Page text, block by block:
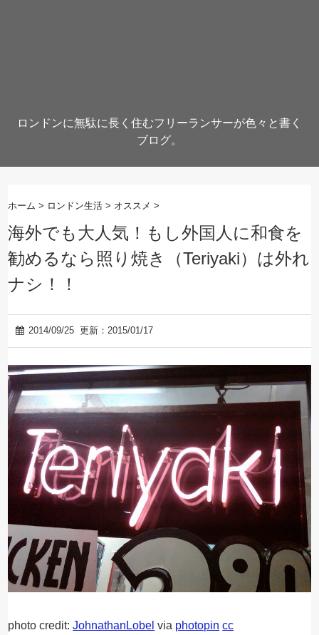
ロンドンに無駄に長く住むフリーランサーが色々と書く
ブログ。
ホーム > ロンドン生活 > オススメ >
海外でも大人気！もし外国人に和食を
勧めるなら照り焼き（Teriyaki）は外れ
ナシ！！
2014/09/25 更新：2015/01/17
photo credit:JohnathanLobel via photopin cc